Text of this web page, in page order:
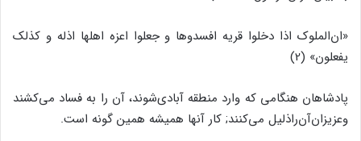
«ان‌‌الملوک اذا دخلوا قریه افسدوها و جعلوا اعزه اهلها اذله و کذلک
یفعلون‌‌» (2)
پادشاهان هنگامى که وارد منطقه آبادى‌‌شوند، آن را به فساد مى‌‌کشند
وعزیزان‌‌آن‌‌راذلیل مى‌‌کنند; کار آنها همیشه همین گونه است.